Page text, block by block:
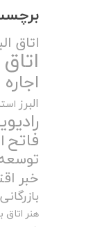
اتاق
البرز
فاتح
خبر
هنر اتاق